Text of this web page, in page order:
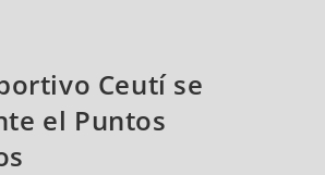
Ceutí se
el Puntos